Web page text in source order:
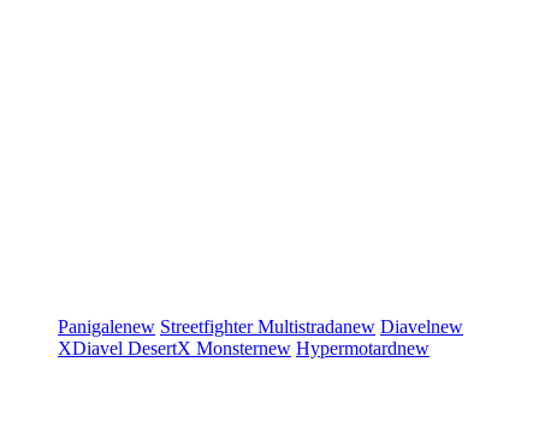
Panigalenew StreetfighterMultistradanew Diavelnew
XDiavel DesertX Monsternew Hypermotardnew